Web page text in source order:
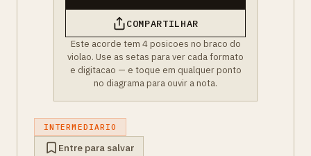
COMPARTILHAR
Este acorde tem 4 posicoes no braco do
violao. Use as setas para ver cada formato
e digitacao — e toque em qualquer ponto
no diagrama para ouvir a nota.
INTERMEDIARIO
Entre para salvar